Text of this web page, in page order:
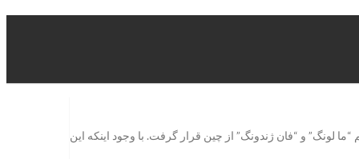
لونگ” و “فان ژندونگ” از چین قرار گرفت. با وجود اینکه این